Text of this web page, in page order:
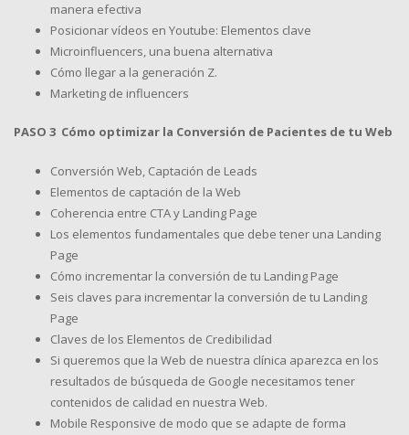
manera efectiva
Posicionar vídeos en Youtube: Elementos clave
Microinfluencers, una buena alternativa
Cómo llegar a la generación Z.
Marketing de influencers
PASO 3 Cómo optimizar la Conversión de Pacientes de tu Web
Conversión Web, Captación de Leads
Elementos de captación de la Web
Coherencia entre CTA y Landing Page
Los elementos fundamentales que debe tener una Landing
Page
Cómo incrementar la conversión de tu Landing Page
Seis claves para incrementar la conversión de tu Landing
Page
Claves de los Elementos de Credibilidad
Si queremos que la Web de nuestra clínica aparezca en los
resultados de búsqueda de Google necesitamos tener
contenidos de calidad en nuestra Web.
Mobile Responsive de modo que se adapte de forma